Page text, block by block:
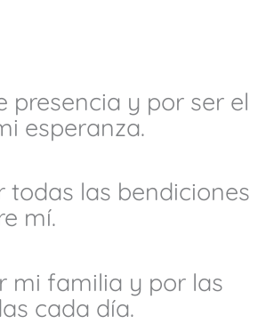
presencia y por ser el
esperanza.
todas las bendiciones
mí.
mi familia y por las
cada día.